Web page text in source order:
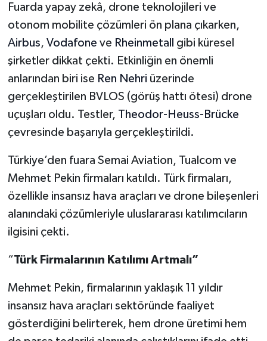
Fuarda yapay zekâ, drone teknolojileri ve
otonom mobilite çözümleri ön plana çıkarken,
Airbus, Vodafone ve Rheinmetall
gibi küresel
şirketler dikkat çekti. Etkinliğin en önemli
anlarından biri ise Ren Nehri üzerinde
gerçekleştirilen BVLOS (görüş hattı ötesi) drone
uçuşları oldu. Testler, Theodor-Heuss-Brücke
çevresinde başarıyla gerçekleştirildi.
Türkiye’den fuara Semai Aviation, Tualcom ve
Mehmet Pekin firmaları katıldı. Türk firmaları,
özellikle insansız hava araçları ve drone bileşenleri
alanındaki çözümleriyle uluslararası katılımcıların
ilgisini çekti.
“Türk Firmalarının Katılımı Artmalı”
Mehmet Pekin, firmalarının yaklaşık 11 yıldır
insansız hava araçları sektöründe faaliyet
gösterdiğini belirterek, hem drone üretimi hem
Yerel